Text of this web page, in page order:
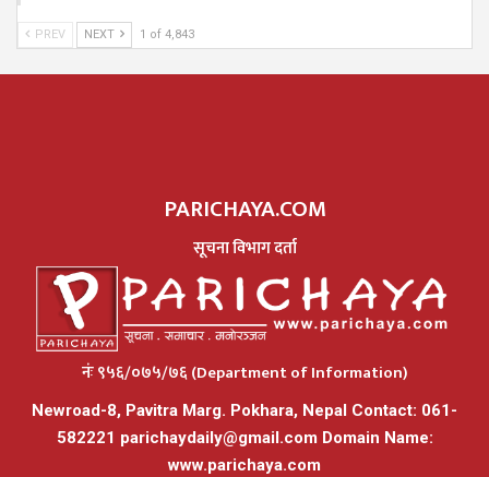
PREV NEXT 1 of 4,843
PARICHAYA.COM
सूचना विभाग दर्ता
नंः ९५६/०७५/७६ (Department of Information)
Newroad-8, Pavitra Marg. Pokhara, Nepal Contact: 061-
582221 parichaydaily@gmail.comDomain Name:
www.parichaya.com